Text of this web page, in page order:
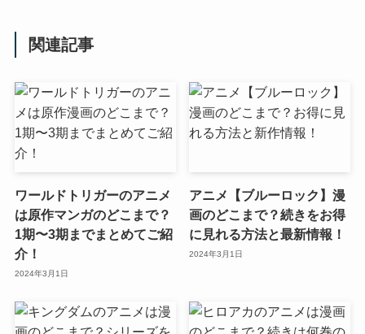
関連記事
ワールドトリガーのアニメ
は原作マンガのどこまで？
1期〜3期までまとめてご紹
介！
2024年3月1日
アニメ【ブルーロック】漫
画のどこまで？続きをお得
に見れる方法と最新情報！
2024年3月1日